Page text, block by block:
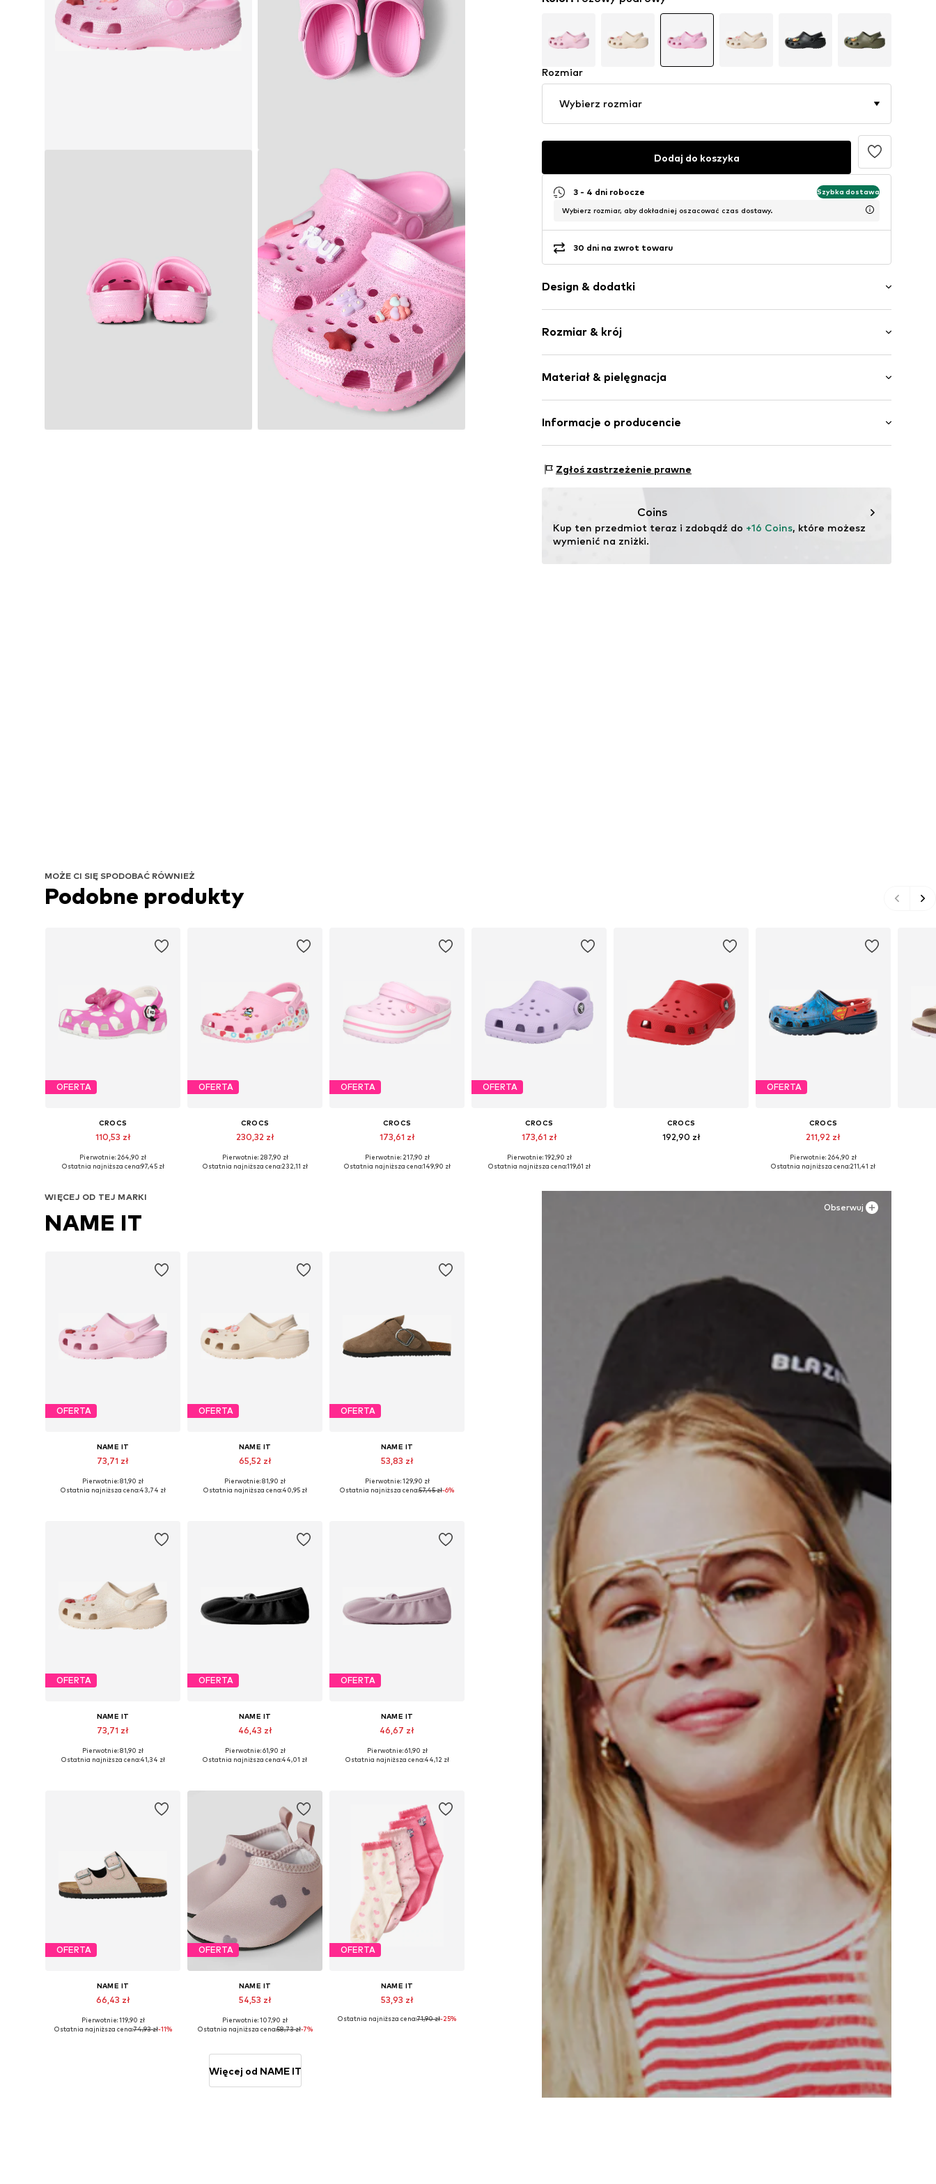
Rozmiar
Wybierz rozmiar
Dodaj do koszyka
3 - 4 dni robocze Szybka dostawa
Wybierz rozmiar, aby dokładniej oszacować czas dostawy.
30 dni na zwrot towaru
Design & dodatki
Zaokrąglony czubek
Profil podeszwy
Błyszczący materiał
Rozmiar & krój
Materiał & pielęgnacja
Materiał wierzchni: Ethylenvinylacetat - EVA
Kraj pochodzenia: Chiny
Informacje o producencie
Modering 1
info@bestseller.com
Zgłoś zastrzeżenie prawne
Coins
Kup ten przedmiot teraz i zdobądź do +16 Coins, które możesz
wymienić na zniżki.
MOŻE CI SIĘ SPODOBAĆ RÓWNIEŻ
Podobne produkty
OFERTA
CROCS
110,53 zł
Dostępne w różnych rozmiarach
Pierwotnie: 264,90 zł
Ostatnia najniższa cena:97,45 zł
OFERTA
CROCS
230,32 zł
Dostępne w różnych rozmiarach
Pierwotnie: 287,90 zł
Ostatnia najniższa cena:232,11 zł
OFERTA
CROCS
173,61 zł
Dostępne w różnych rozmiarach
Pierwotnie: 217,90 zł
Ostatnia najniższa cena:149,90 zł
OFERTA
CROCS
173,61 zł
Dostępne w różnych rozmiarach
Pierwotnie: 192,90 zł
Ostatnia najniższa cena:119,61 zł
CROCS
192,90 zł
OFERTA
CROCS
211,92 zł
Dostępne w różnych rozmiarach
Pierwotnie: 264,90 zł
Ostatnia najniższa cena:211,41 zł
Obserwuj
WIĘCEJ OD TEJ MARKI
NAME IT
OFERTA
NAME IT
73,71 zł
Dostępne rozmiary: 27, 30, 31, 34
Pierwotnie: 81,90 zł
Ostatnia najniższa cena:43,74 zł
OFERTA
NAME IT
65,52 zł
Dostępne rozmiary: 29, 30, 32, 33
Pierwotnie: 81,90 zł
Ostatnia najniższa cena:40,95 zł
OFERTA
NAME IT
53,83 zł
Dostępne rozmiary: 28, 29
Pierwotnie: 129,90 zł
Ostatnia najniższa cena:57,45 zł-6%
OFERTA
NAME IT
73,71 zł
Dostępne rozmiary: 27, 31
Pierwotnie: 81,90 zł
Ostatnia najniższa cena:41,34 zł
OFERTA
NAME IT
46,43 zł
Dostępne w różnych rozmiarach
Pierwotnie: 61,90 zł
Ostatnia najniższa cena:44,01 zł
OFERTA
NAME IT
46,67 zł
Dostępne w różnych rozmiarach
Pierwotnie: 61,90 zł
Ostatnia najniższa cena:44,12 zł
OFERTA
NAME IT
66,43 zł
Dostępne rozmiary: 28
Pierwotnie: 119,90 zł
Ostatnia najniższa cena:74,93 zł-11%
OFERTA
NAME IT
54,53 zł
Dostępne rozmiary: 28,5
Pierwotnie: 107,90 zł
Ostatnia najniższa cena:58,73 zł-7%
OFERTA
NAME IT
53,93 zł
Ostatnia najniższa cena:71,90 zł-25%
Więcej od NAME IT